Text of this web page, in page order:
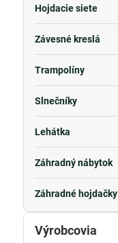
Výrobcovia
Hojdacie siete
Závesné kreslá
Trampolíny
Slnečníky
Lehátka
Záhradný nábytok
Záhradné hojdačky